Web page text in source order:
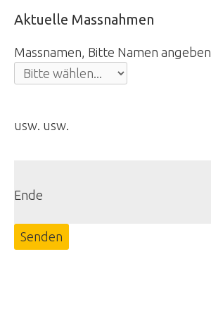
Aktuelle Massnahmen
Massnamen, Bitte Namen angeben
usw. usw.
Ende